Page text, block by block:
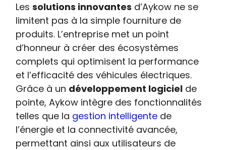
Lessolutions innovantes d’Aykow ne se
limitent pas à la simple fourniture de
produits. L’entreprise met un point
d’honneur à créer des écosystèmes
complets qui optimisent la performance
et l’efficacité des véhicules électriques.
Grâce à un développement logiciel de
pointe, Aykow intègre des fonctionnalités
telles que la gestion intelligente de
l’énergie et la connectivité avancée,
permettant ainsi aux utilisateurs de